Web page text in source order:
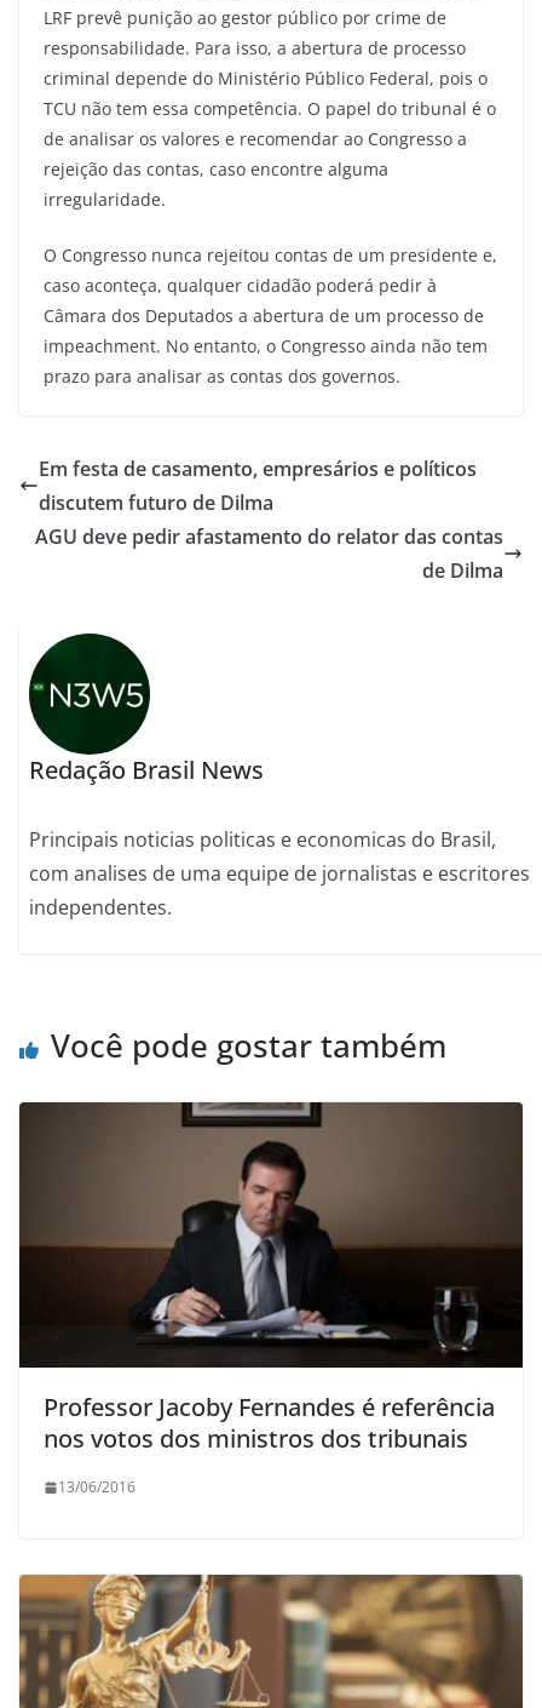
LRF prevê punição ao gestor público por crime de
responsabilidade. Para isso, a abertura de processo
criminal depende do Ministério Público Federal, pois o
TCU não tem essa competência. O papel do tribunal é o
de analisar os valores e recomendar ao Congresso a
rejeição das contas, caso encontre alguma
irregularidade.
O Congresso nunca rejeitou contas de um presidente e,
caso aconteça, qualquer cidadão poderá pedir à
Câmara dos Deputados a abertura de um processo de
impeachment. No entanto, o Congresso ainda não tem
prazo para analisar as contas dos governos.
Em festa de casamento, empresários e políticos
discutem futuro de Dilma
AGU deve pedir afastamento do relator das contas
de Dilma
Redação Brasil News
Principais noticias politicas e economicas do Brasil,
com analises de uma equipe de jornalistas e escritores
independentes.
Você pode gostar também
Professor Jacoby Fernandes é referência
nos votos dos ministros dos tribunais
13/06/2016